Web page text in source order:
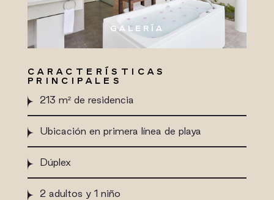
GALERÍA
CARACTERÍSTICAS
PRINCIPALES
213 m² de residencia
Ubicación en primera línea de playa
Dúplex
2 adultos y 1 niño